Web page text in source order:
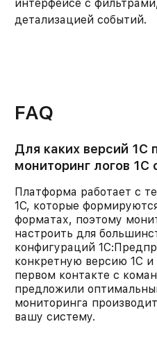
интерфейсе с
детализацией событий.
FAQ
Для каких версий 1С
мониторинг логов 1С
Платформа работает с
1С, которые
форматах, поэтому
настроить для
конфигураций
конкретную версию 1С
первом контакте с
предложили
мониторинга
вашу систему.